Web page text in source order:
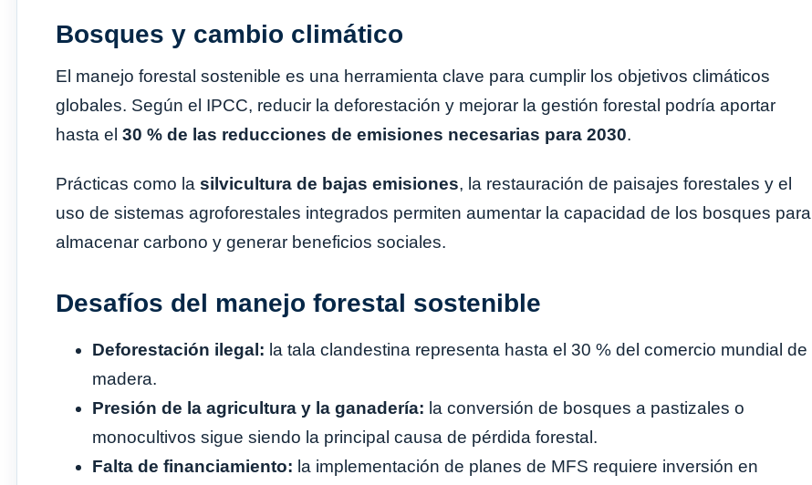
Bosques y cambio climático
El manejo forestal sostenible es una herramienta clave para cumplir los objetivos climáticos
globales. Según el IPCC, reducir la deforestación y mejorar la gestión forestal podría aportar
hasta el 30 % de las reducciones de emisiones necesarias para 2030.
Prácticas como la silvicultura de bajas emisiones, la restauración de paisajes forestales y el
uso de sistemas agroforestales integrados permiten aumentar la capacidad de los bosques para
almacenar carbono y generar beneficios sociales.
Desafíos del manejo forestal sostenible
Deforestación ilegal: la tala clandestina representa hasta el 30 % del comercio mundial de
madera.
Presión de la agricultura y la ganadería: la conversión de bosques a pastizales o
monocultivos sigue siendo la principal causa de pérdida forestal.
Falta de financiamiento: la implementación de planes de MFS requiere inversión en